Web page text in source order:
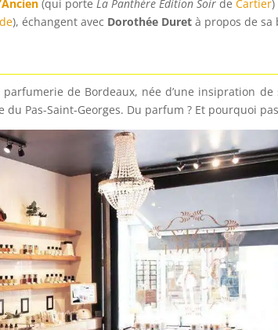
(qui porteLa Panthère Édition SoirdeCartier
), échangent avec Dorothée Duret à propos de sa
parfumerie de Bordeaux, née d’une insipration
Pas-Saint-Georges. Du parfum ? Et pourquoi